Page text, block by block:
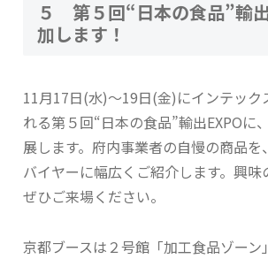
５ 第５回“日本の食品”輸
加します！
11月17日(水)～19日(金)にインテック
れる第５回“日本の食品”輸出EXPOに
展します。府内事業者の自慢の商品を
バイヤーに幅広くご紹介します。興味
ぜひご来場ください。
京都ブースは２号館「加工食品ゾーン